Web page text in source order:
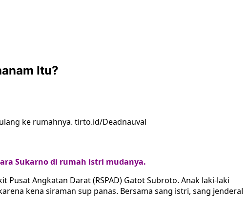
Itu?
ke rumahnya. tirto.id/Deadnauval
Sukarno di rumah istri mudanya.
Angkatan Darat (RSPAD) Gatot Subroto. Anak laki-laki
kena siraman sup panas. Bersama sang istri, sang jenderal